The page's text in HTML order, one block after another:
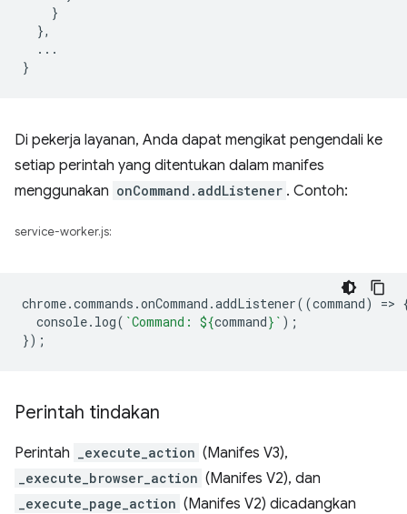
}
},
...
}
Di pekerja layanan, Anda dapat mengikat pengendali ke
setiap perintah yang ditentukan dalam manifes
menggunakan onCommand.addListener . Contoh:
service-worker.js:
chrome.commands .onCommand .addListener((command) =>
console. log( `Command: ${command} ` );
});
Perintah tindakan
Perintah _execute_action (Manifes V3),
_execute_browser_action (Manifes V2), dan
_execute_page_action (Manifes V2) dicadangkan